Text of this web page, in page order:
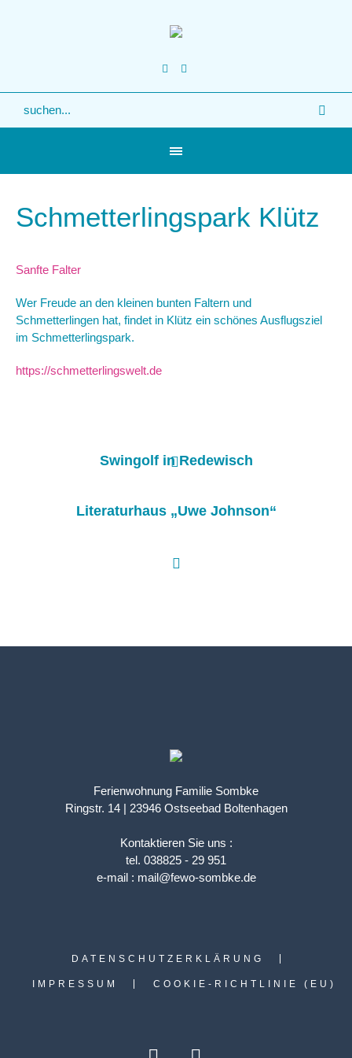
Schmetterlingspark Klütz
Sanfte Falter
Wer Freude an den kleinen bunten Faltern und
Schmetterlingen hat, findet in Klütz ein schönes Ausflugsziel
im Schmetterlingspark.
https://schmetterlingswelt.de
Swingolf in Redewisch
Literaturhaus „Uwe Johnson“
Ferienwohnung Familie Sombke
Ringstr. 14 | 23946 Ostseebad Boltenhagen
Kontaktieren Sie uns :
tel. 038825 - 29 951
e-mail : mail@fewo-sombke.de
DATENSCHUTZERKLÄRUNG
IMPRESSUM COOKIE-RICHTLINIE (EU)